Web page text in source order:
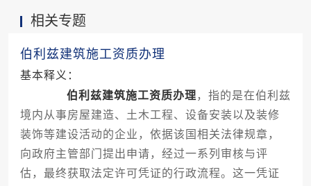
本地法律顾问服务等，整个周期可能持续数月，需
相关专题
伯利兹建筑施工资质办理
基本释义：
伯利兹建筑施工资质办理 ，指的是在伯利兹
境内从事房屋建造、土木工程、设备安装以及装修
装饰等建设活动的企业，依据该国相关法律规章，
向政府主管部门提出申请，经过一系列审核与评
估，最终获取法定许可凭证的行政流程。这一凭证